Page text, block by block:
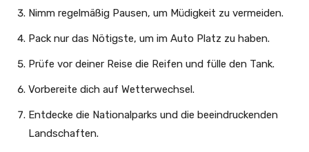
Nimm regelmäßig Pausen, um Müdigkeit zu vermeiden.
Pack nur das Nötigste, um im Auto Platz zu haben.
Prüfe vor deiner Reise die Reifen und fülle den Tank.
Vorbereite dich auf Wetterwechsel.
Entdecke die Nationalparks und die beeindruckenden
Landschaften.